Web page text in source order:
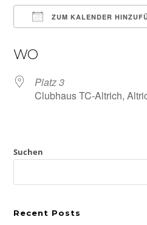
ZUM KALENDER
WO
Platz 3
Clubhaus TC-Altrich,
Suchen
Recent Posts